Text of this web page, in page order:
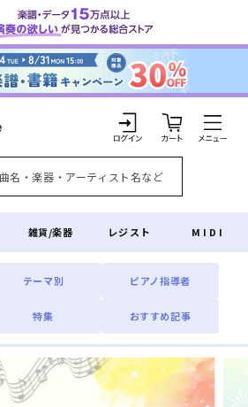
ロ
グ
イ
ン
カ
ー
ト
テーマ別 ピアノ指導者
特集 おすすめ記事
雑貨/楽器 レジスト MIDI